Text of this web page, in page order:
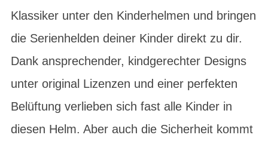
Klassiker unter den Kinderhelmen und bringen
die Serienhelden deiner Kinder direkt zu dir.
Dank ansprechender, kindgerechter Designs
unter original Lizenzen und einer perfekten
Belüftung verlieben sich fast alle Kinder in
diesen Helm. Aber auch die Sicherheit kommt